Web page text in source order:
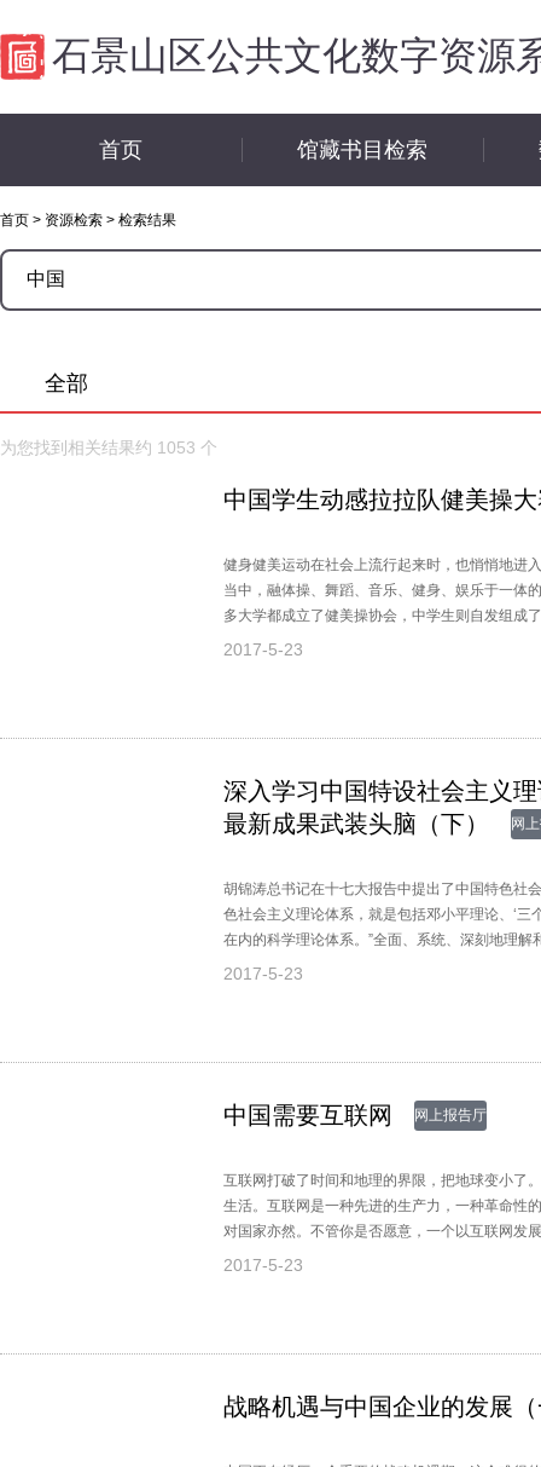
石景山区公共文化数字资源
首页 馆藏书目检索
首页 > 资源检索 > 检索结果
全部
为您找到相关结果约 1053 个
中国学生动感拉拉队健美操
健身健美运动在社会上流行起来时，也悄悄地进
当中，融体操、舞蹈、音乐、健身、娱乐于一体
多大学都成立了健美操协会，中学生则自发组成
到健身健美运动中。中国学生动感拉拉队健美操
2017-5-23
深入学习中国特设社会主义
最新成果武装头脑（下）
网
胡锦涛总书记在十七大报告中提出了中国特色社
色社会主义理论体系，就是包括邓小平理论、‘
在内的科学理论体系。”全面、系统、深刻地理
对于全党全国各族人民高举中国特色社会主义伟
2017-5-23
中国需要互联网 网上报告厅
互联网打破了时间和地理的界限，把地球变小了
生活。互联网是一种先进的生产力，一种革命性
对国家亦然。不管你是否愿意，一个以互联网发
以积极的态度对待新技术，喜欢新技术，喜欢互
2017-5-23
战略机遇与中国企业的发展